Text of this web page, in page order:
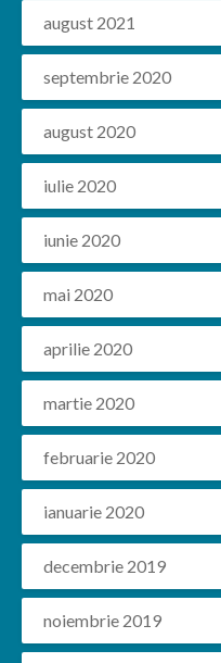
august 2021
septembrie 2020
august 2020
iulie 2020
iunie 2020
mai 2020
aprilie 2020
martie 2020
februarie 2020
ianuarie 2020
decembrie 2019
noiembrie 2019